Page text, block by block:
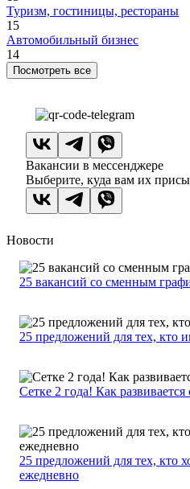
Туризм, гостиницы, рестораны
15
Автомобильный бизнес
14
Посмотреть все
Вакансии в мессенджере
Выберите, куда вам их
Новости
25 вакансий со сменным
25 предложений для тех, кто
Сетке 2 года! Как развивается
25 предложений для тех, кто
ежедневно